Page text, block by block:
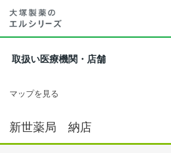
取扱い医療機関・店舗
マップを見る
新世薬局 納店